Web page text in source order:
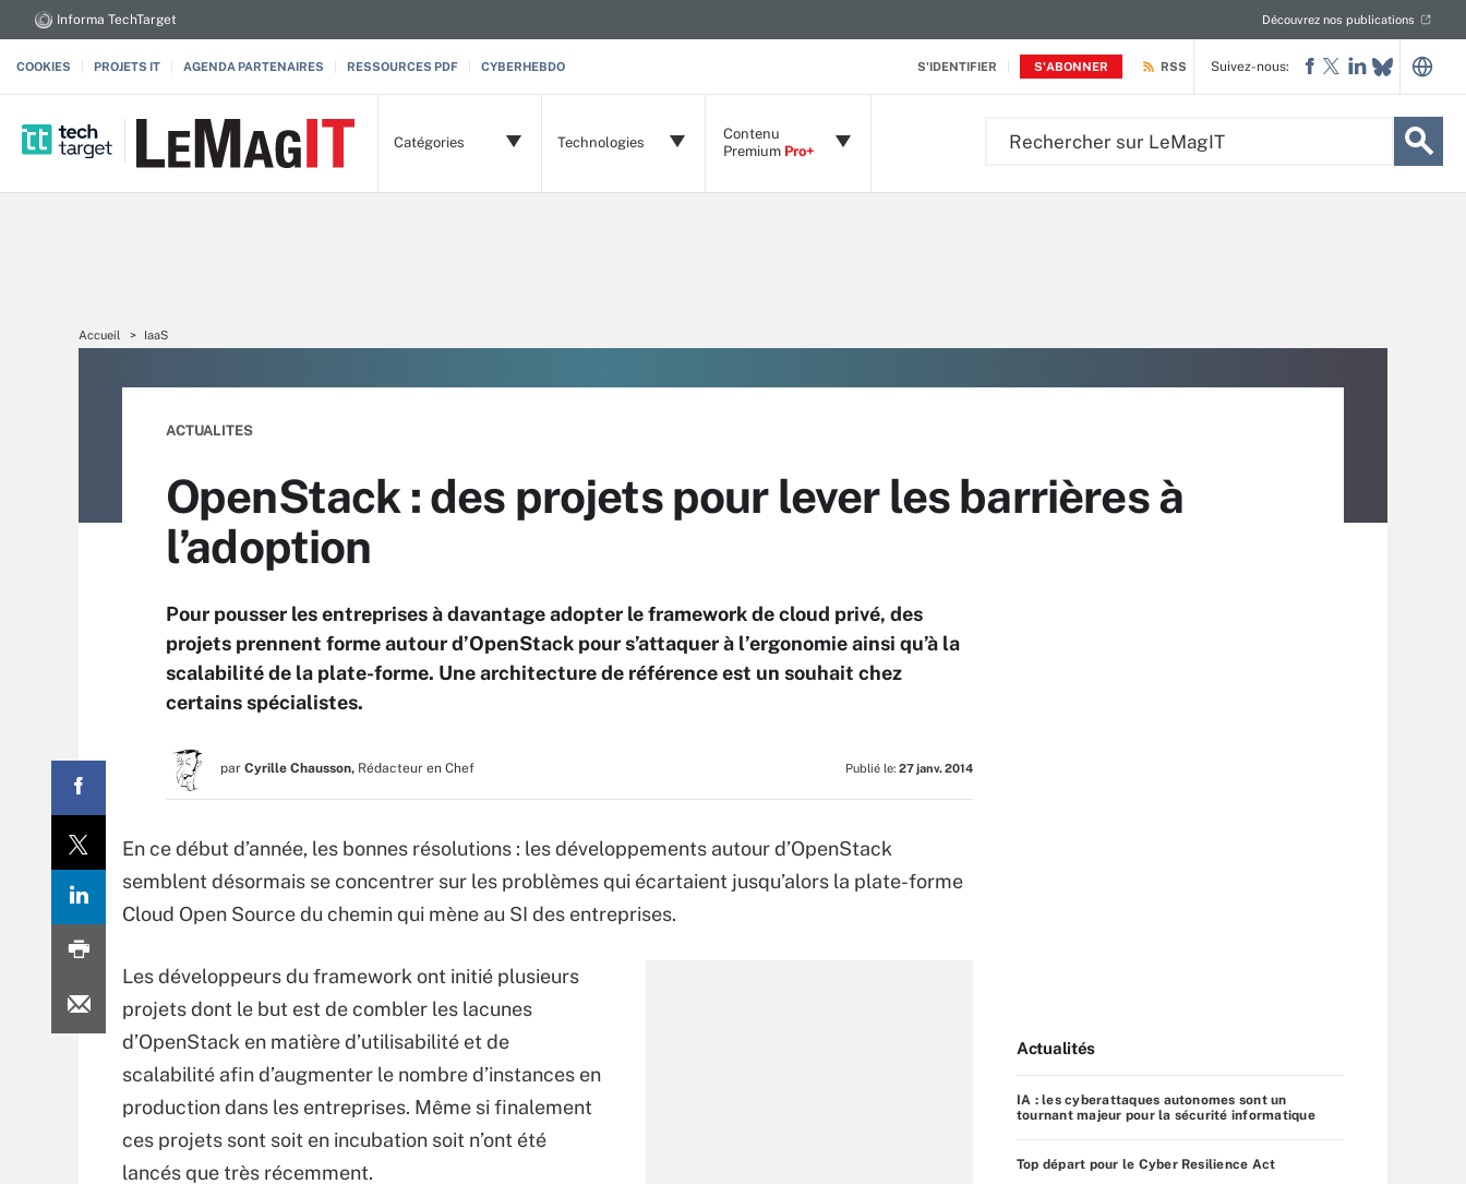
S'IDENTIFIER S'ABONNER
Informa TechTarget Découvrez nos publications
COOKIES PROJETS IT AGENDA PARTENAIRES RESSOURCES PDF CYBERHEBDO RSS
Catégories Technologies
Contenu
Premium Pro+
Suivez-nous:
Accueil IaaS
ACTUALITES
OpenStack : des projets pour lever les barrières à
l’adoption
Pour pousser les entreprises à davantage adopter le framework de cloud privé, des
projets prennent forme autour d’OpenStack pour s’attaquer à l’ergonomie ainsi qu’à la
scalabilité de la plate-forme. Une architecture de référence est un souhait chez
certains spécialistes.
par Cyrille Chausson, Rédacteur en Chef Publié le: 27 janv. 2014
En ce début d’année, les bonnes résolutions : les développements autour d’OpenStack
semblent désormais se concentrer sur les problèmes qui écartaient jusqu’alors la plate-forme
Cloud Open Source du chemin qui mène au SI des entreprises.
Les développeurs du framework ont initié plusieurs
projets dont le but est de combler les lacunes
d’OpenStack en matière d’utilisabilité et de
scalabilité afin d’augmenter le nombre d’instances en
production dans les entreprises. Même si finalement
ces projets sont soit en incubation soit n’ont été
lancés que très récemment.
Actualités
IA : les cyberattaques autonomes sont un
tournant majeur pour la sécurité informatique
Top départ pour le Cyber Resilience Act